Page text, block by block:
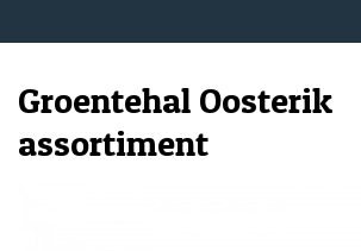
Groentehal Oosterik
assortiment